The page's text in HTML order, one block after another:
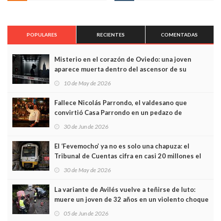
POPULARES RECIENTES COMENTADAS
Misterio en el corazón de Oviedo: una joven
aparece muerta dentro del ascensor de su
edificio y las cámaras captan sus últimos minutos
10 de May de 2026
Fallece Nicolás Parrondo, el valdesano que
convirtió Casa Parrondo en un pedazo de
Asturias en Madrid
30 de Jun de 2026
El ‘Fevemocho’ ya no es solo una chapuza: el
Tribunal de Cuentas cifra en casi 20 millones el
sobrecoste de los trenes que no cabían por los
30 de May de 2026
La variante de Avilés vuelve a teñirse de luto:
muere un joven de 32 años en un violento choque
frontal
05 de Jun de 2026